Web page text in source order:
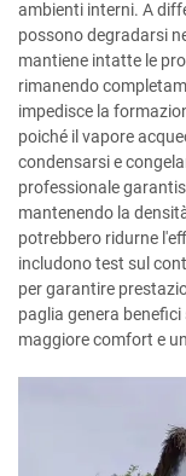
ambienti interni. A
possono degradarsi
mantiene intatte le
rimanendo
impedisce la
poiché il vapore
condensarsi e
professionale
mantenendo la
potrebbero ridurne
includono test sul
per garantire
paglia genera
maggiore comfort e